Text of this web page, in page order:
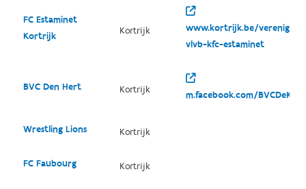
FC Estaminet
Kortrijk
Kortrijk
www.kortrijk.be/
vlvb-kfc-estaminet
BVC Den Hert Kortrijk m.facebook.com/
Wrestling Lions Kortrijk
FC Faubourg Kortrijk